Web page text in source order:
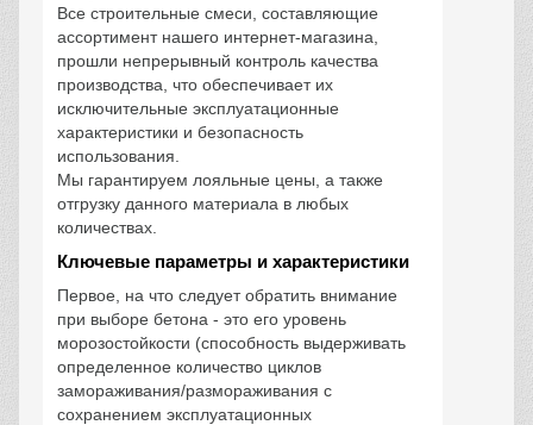
Все строительные смеси, составляющие
ассортимент нашего интернет-магазина,
прошли непрерывный контроль качества
производства, что обеспечивает их
исключительные эксплуатационные
характеристики и безопасность
использования.
Мы гарантируем лояльные цены, а также
отгрузку данного материала в любых
количествах.
Ключевые параметры и характеристики
Первое, на что следует обратить внимание
при выборе бетона - это его уровень
морозостойкости (способность выдерживать
определенное количество циклов
замораживания/размораживания с
сохранением эксплуатационных